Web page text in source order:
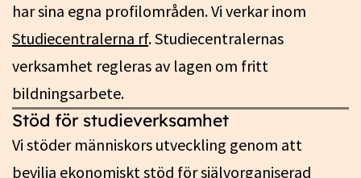
har sina egna profilområden. Vi verkar inom
Studiecentralerna rf. Studiecentralernas
verksamhet regleras av lagen om fritt
bildningsarbete.
Stöd för studieverksamhet
Vi stöder människors utveckling genom att
bevilja ekonomiskt stöd för självorganiserad